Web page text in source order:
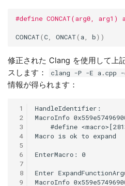
#define CONCAT(arg0, arg1)
CONCAT(C ONCAT( a b))
修正された Clang を使用して上
スします：
clang -P -E a.cpp
情報が得られます：
1
2
3
4
5
6
7
8
9